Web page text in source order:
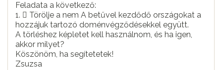
Feladata a következő:
1.  Törölje a nem A betűvel kezdődő országokat a
hozzájuk tartozó doménvégződésekkel együtt.
A törléshez képletet kell használnom, és ha igen,
akkor milyet?
Köszönöm, ha segítetetek!
Zsuzsa